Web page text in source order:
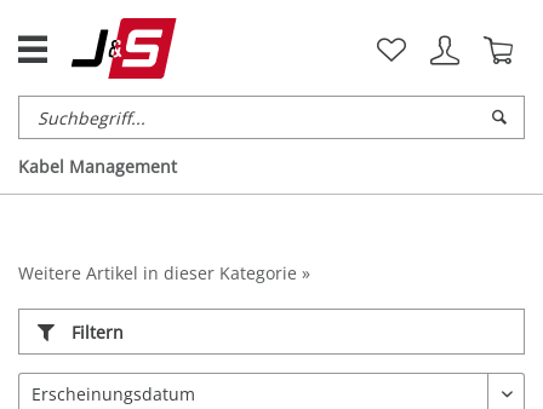
Kabel Management
Weitere Artikel in dieser Kategorie »
Filtern